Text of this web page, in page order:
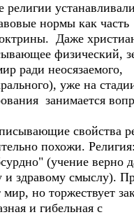
религии
нормы как часть
Даже
физический,
ради неосязаемого,
уже на
занимается
свойства
похожи. Религия:
(учение верно
и здравому смыслу).
мир, но торжествует
и гибельная с